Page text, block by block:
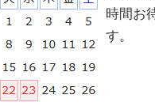
時間お
す。